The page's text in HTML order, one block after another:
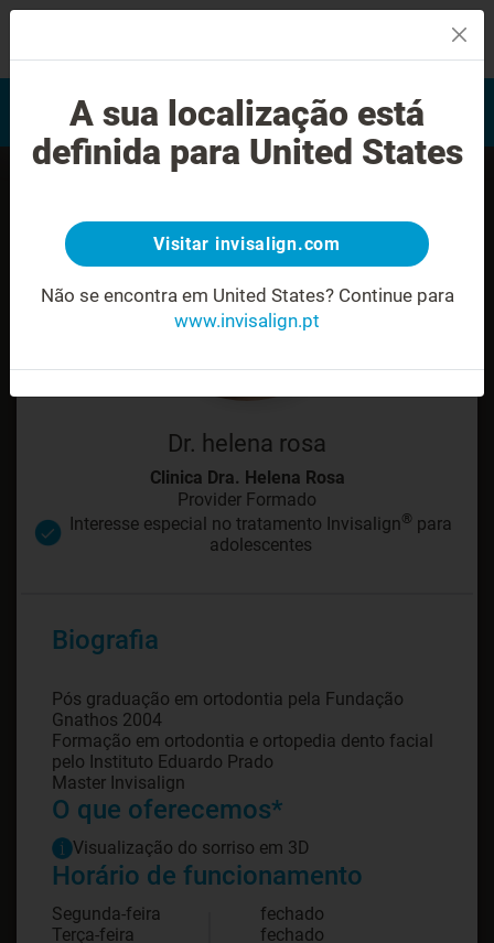
Avaliação do sorriso
Encontrar um Invisalign
provider
Dr. helena rosa
Clinica Dra. Helena Rosa
Provider Formado
Interesse especial no tratamento Invisalign® para
adolescentes
Biografia
Pós graduação em ortodontia pela Fundação
Gnathos 2004
Formação em ortodontia e ortopedia dento facial
pelo Instituto Eduardo Prado
Master Invisalign
O que oferecemos*
Visualização do sorriso em 3D
Horário de funcionamento
Segunda-feira
fechado
Terça-feira
fechado
A sua localização está
definida para United States
Visitar invisalign.com
Não se encontra em United States? Continue para
www.invisalign.pt